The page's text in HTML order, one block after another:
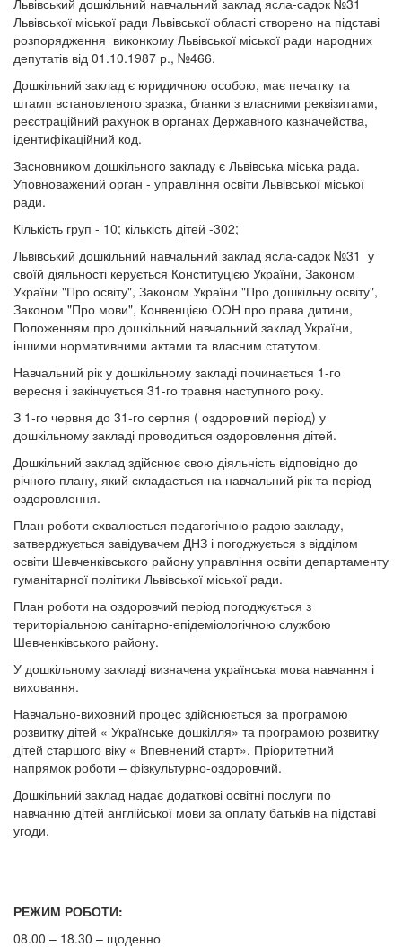
Львівський дошкільний навчальний заклад ясла-садок №31
Львівської міської ради Львівської області створено на підставі
розпорядження виконкому Львівської міської ради народних
депутатів від 01.10.1987 р., №466.
Дошкільний заклад є юридичною особою, має печатку та
штамп встановленого зразка, бланки з власними реквізитами,
реєстраційний рахунок в органах Державного казначейства,
ідентифікаційний код.
Засновником дошкільного закладу є Львівська міська рада.
Уповноважений орган - управління освіти Львівської міської
ради.
Кількість груп - 10; кількість дітей -302;
Львівський дошкільний навчальний заклад ясла-садок №31 у
своїй діяльності керується Конституцією України, Законом
України "Про освіту", Законом України "Про дошкільну освіту",
Законом "Про мови", Конвенцією ООН про права дитини,
Положенням про дошкільний навчальний заклад України,
іншими нормативними актами та власним статутом.
Навчальний рік у дошкільному закладі починається 1-го
вересня і закінчується 31-го травня наступного року.
З 1-го червня до 31-го серпня ( оздоровчий період) у
дошкільному закладі проводиться оздоровлення дітей.
Дошкільний заклад здійснює свою діяльність відповідно до
річного плану, який складається на навчальний рік та період
оздоровлення.
План роботи схвалюється педагогічною радою закладу,
затверджується завідувачем ДНЗ і погоджується з відділом
освіти Шевченківського району управління освіти департаменту
гуманітарної політики Львівської міської ради.
План роботи на оздоровчий період погоджується з
територіальною санітарно-епідеміологічною службою
Шевченківського району.
У дошкільному закладі визначена українська мова навчання і
виховання.
Навчально-виховний процес здійснюється за програмою
розвитку дітей « Українське дошкілля» та програмою розвитку
дітей старшого віку « Впевнений старт». Пріоритетний
напрямок роботи – фізкультурно-оздоровчий.
Дошкільний заклад надає додаткові освітні послуги по
навчанню дітей англійської мови за оплату батьків на підставі
угоди.
РЕЖИМ РОБОТИ:
08.00 – 18.30 – щоденно